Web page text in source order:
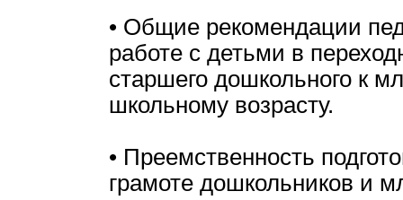
• Общие рекомендации
работе с детьми в
старшего дошкольного к
школьному возрасту.
• Преемственность
грамоте дошкольников и